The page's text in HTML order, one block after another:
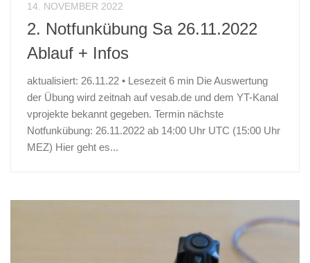
14. NOVEMBER 2022
2. Notfunkübung Sa 26.11.2022
Ablauf + Infos
aktualisiert: 26.11.22 • Lesezeit 6 min Die Auswertung
der Übung wird zeitnah auf vesab.de und dem YT-Kanal
vprojekte bekannt gegeben. Termin nächste
Notfunkübung: 26.11.2022 ab 14:00 Uhr UTC (15:00 Uhr
MEZ) Hier geht es...